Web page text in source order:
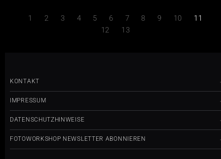
1 2 3 4 5 6 7 8 9 10
11
12
13
KONTAKT
IMPRESSUM
DATENSCHUTZHINWEISE
FOTOWORKSHOP NEWSLETTER ABONNIEREN